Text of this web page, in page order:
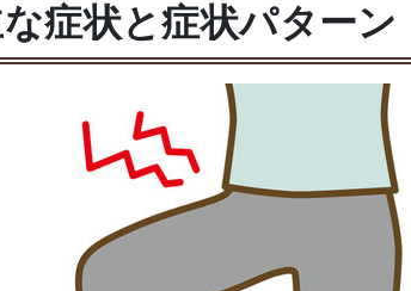
症状と症状パターン